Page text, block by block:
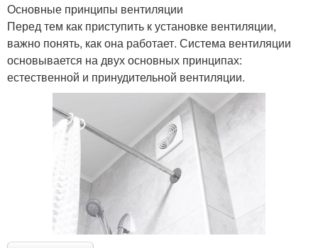
Основные принципы вентиляции
Перед тем как приступить к установке вентиляции,
важно понять, как она работает. Система вентиляции
основывается на двух основных принципах:
естественной и принудительной вентиляции.